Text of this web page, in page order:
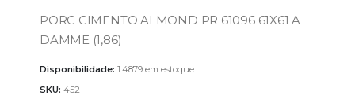
PORC CIMENTO ALMOND PR 61096 61X61 A
DAMME (1,86)
Disponibilidade: 1.4879 em estoque
SKU: 452